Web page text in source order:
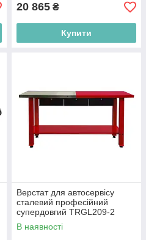
20 865 ₴
Купити
Верстат для автосервісу
сталевий професійний
супердовгий TRGL209-2
TORIN
В наявності